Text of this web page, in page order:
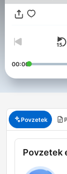
00:00
Povzetek
Povzetek